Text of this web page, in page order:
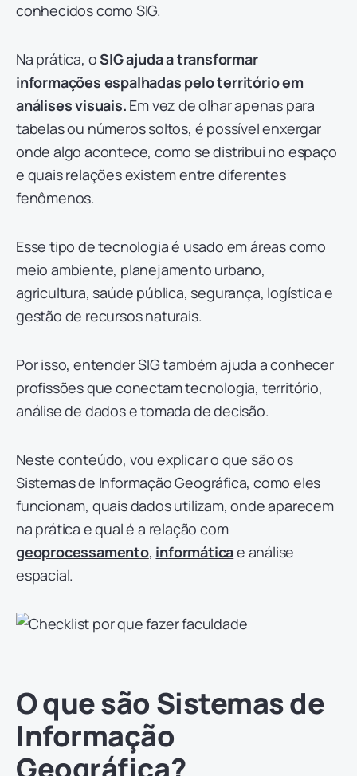
conhecidos como SIG.
Na prática, oSIG ajuda a transformar
informações espalhadas pelo território em
análises visuais. Em vez de olhar apenas para
tabelas ou números soltos, é possível enxergar
onde algo acontece, como se distribui no espaço
e quais relações existem entre diferentes
fenômenos.
Esse tipo de tecnologia é usado em áreas como
meio ambiente, planejamento urbano,
agricultura, saúde pública, segurança, logística e
gestão de recursos naturais.
Por isso, entender SIG também ajuda a conhecer
profissões que conectam tecnologia, território,
análise de dados e tomada de decisão.
Neste conteúdo, vou explicar o que são os
Sistemas de Informação Geográfica, como eles
funcionam, quais dados utilizam, onde aparecem
na prática e qual é a relação com
geoprocessamento, informáticae análise
espacial.
O que são Sistemas de
Informação